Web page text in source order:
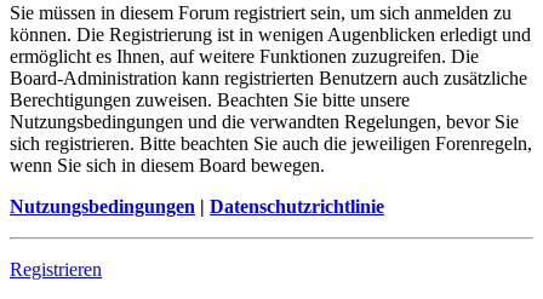
Sie müssen in diesem Forum registriert sein, um sich anmelden zu
können. Die Registrierung ist in wenigen Augenblicken erledigt und
ermöglicht es Ihnen, auf weitere Funktionen zuzugreifen. Die
Board-Administration kann registrierten Benutzern auch zusätzliche
Berechtigungen zuweisen. Beachten Sie bitte unsere
Nutzungsbedingungen und die verwandten Regelungen, bevor Sie
sich registrieren. Bitte beachten Sie auch die jeweiligen Forenregeln,
wenn Sie sich in diesem Board bewegen.
Nutzungsbedingungen | Datenschutzrichtlinie
Registrieren